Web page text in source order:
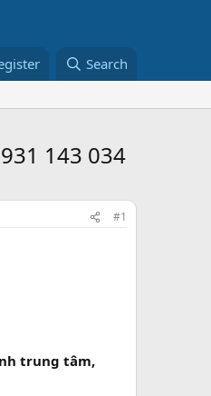
Search
143 034
#1
trung tâm,